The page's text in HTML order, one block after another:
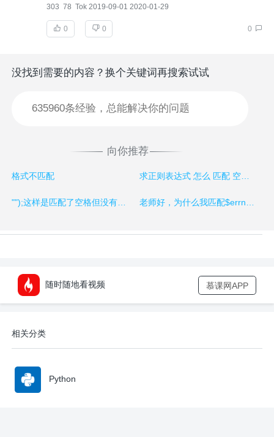
303 78 Tok 2019-09-01 2020-01-29
0 0 0
没找到需要的内容？换个关键词再搜索试试
向你推荐
格式不匹配 求正则表达式 怎么 匹配 空格和 "." 点号 。str = str.replace(/\s/gi
"");这样是匹配了空格但没有点号。 老师好，为什么我匹配$errno时，不能匹配到错误常量，但是能匹配到错误编号呢？？
随时随地看视频 慕课网APP
相关分类
Python